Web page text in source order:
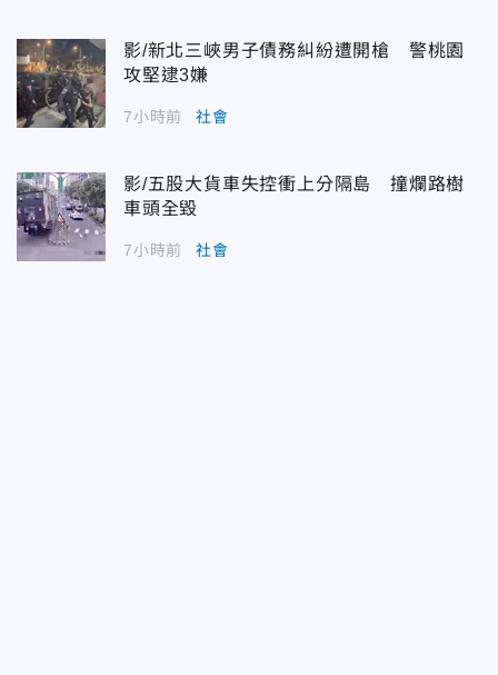
影/新北三峽男子債務糾紛遭開槍 警桃園
攻堅逮3嫌
7小時前 社會
影/五股大貨車失控衝上分隔島 撞爛路樹
車頭全毀
7小時前 社會